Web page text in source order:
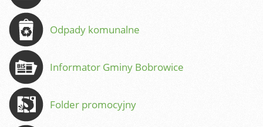
Odpady komunalne
Informator Gminy Bobrowice
Folder promocyjny